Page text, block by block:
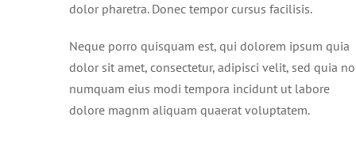
dolor pharetra. Donec tempor cursus facilisis.
Neque porro quisquam est, qui dolorem ipsum quia
dolor sit amet, consectetur, adipisci velit, sed quia
numquam eius modi tempora incidunt ut labore
dolore magnm aliquam quaerat voluptatem.